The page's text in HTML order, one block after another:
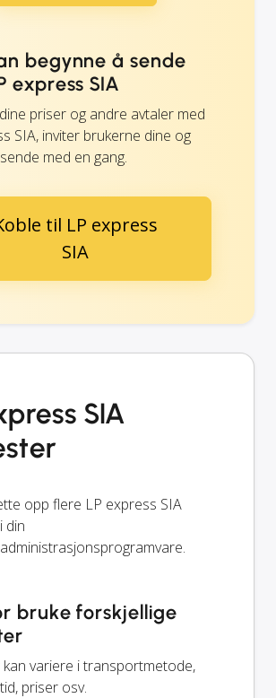
begynne å sende
express SIA
priser og andre avtaler med
SIA, inviter brukerne dine og
med en gang.
til LP express
SIA
SIA
opp flere LP express SIA
din
bruke forskjellige
variere i transportmetode,
priser osv.